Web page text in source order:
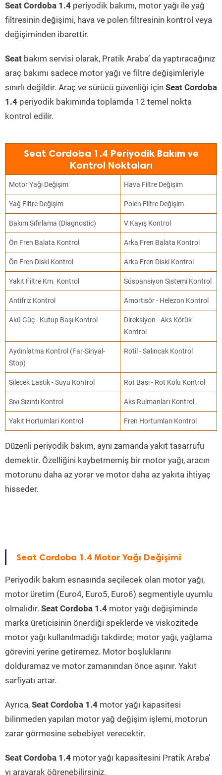
Seat Cordoba 1.4 periyodik bakımı, motor yağı ile yağ
filtresinin değişimi, hava ve polen filtresinin kontrol veya
değişiminden ibarettir.
Seat bakım servisi olarak, Pratik Araba’ da yaptıracağınız
araç bakımı sadece motor yağı ve filtre değişimleriyle
sınırlı değildir. Araç ve sürücü güvenliği için Seat Cordoba
1.4 periyodik bakımında toplamda 12 temel nokta
kontrol edilir.
Seat Cordoba 1.4 Periyodik Bakım ve
Kontrol Noktaları
Motor Yağı Değişim Hava Filtre Değişim
Yağ Filtre Değişim Polen Filtre Değişim
Bakım Sıfırlama (Diagnostic) V Kayış Kontrol
Ön Fren Balata Kontrol Arka Fren Balata Kontrol
Ön Fren Diski Kontrol Arka Fren Diski Kontrol
Yakıt Filtre Km. Kontrol Süspansiyon Sistemi Kontrol
Antifriz Kontrol Amortisör - Helezon Kontrol
Akü Güç - Kutup Başı Kontrol
Direksiyon - Aks Körük
Kontrol
Aydınlatma Kontrol (Far-Sinyal-
Stop)
Rotil - Salıncak Kontrol
Silecek Lastik - Suyu Kontrol Rot Başı - Rot Kolu Kontrol
Sıvı Sızıntı Kontrol Aks Rulmanları Kontrol
Yakıt Hortumları Kontrol Fren Hortumları Kontrol
Düzenli periyodik bakım, aynı zamanda yakıt tasarrufu
demektir. Özelliğini kaybetmemiş bir motor yağı, aracın
motorunu daha az yorar ve motor daha az yakıta ihtiyaç
hisseder.
Seat Cordoba 1.4 Motor Yağı Değişimi
Periyodik bakım esnasında seçilecek olan motor yağı,
motor üretim (Euro4, Euro5, Euro6) segmentiyle uyumlu
olmalıdır. Seat Cordoba 1.4 motor yağı değişiminde
marka üreticisinin önerdiği speklerde ve viskozitede
motor yağı kullanılmadığı takdirde; motor yağı, yağlama
görevini yerine getiremez. Motor boşluklarını
dolduramaz ve motor zamanından önce aşınır. Yakıt
sarfiyatı artar.
Ayrıca, Seat Cordoba 1.4 motor yağı kapasitesi
bilinmeden yapılan motor yağ değişim işlemi, motorun
zarar görmesine sebebiyet verecektir.
Seat Cordoba 1.4 motor yağı kapasitesini Pratik Araba’
yı arayarak öğrenebilirsiniz.